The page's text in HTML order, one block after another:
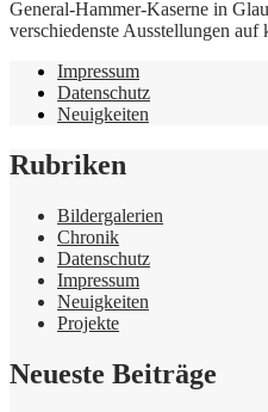
General-Hammer-Kaserne in
verschiedenste Ausstellungen auf
Impressum
Datenschutz
Neuigkeiten
Rubriken
Bildergalerien
Chronik
Datenschutz
Impressum
Neuigkeiten
Projekte
Neueste Beiträge